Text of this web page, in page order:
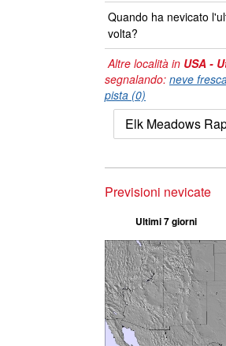
Quando ha nevicato
volta?
Altre località in USA -
segnalando: neve
pista (0)
Elk Meadows
Previsioni nevicate
Ultimi 7 giorni